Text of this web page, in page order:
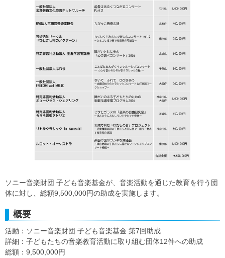
ソニー音楽財団 子ども音楽基金が、音楽活動を通じた教育を行う団
体に対し、総額9,500,000円の助成を実施します。
概要
活動：ソニー音楽財団 子ども音楽基金 第7回助成
詳細：子どもたちの音楽教育活動に取り組む団体12件への助成
総額：9,500,000円